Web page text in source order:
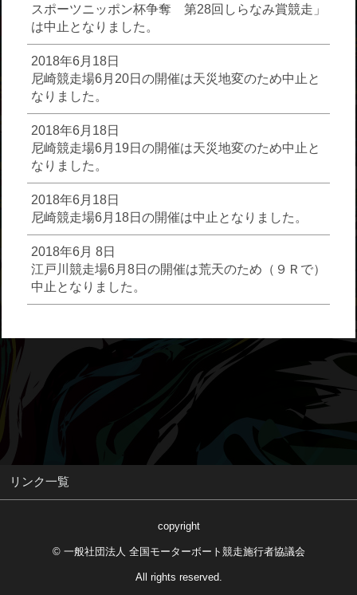
スポーツニッポン杯争奪 第28回しらなみ賞競走」
は中止となりました。
2018年6月18日
尼崎競走場6月20日の開催は天災地変のため中止と
なりました。
2018年6月18日
尼崎競走場6月19日の開催は天災地変のため中止と
なりました。
2018年6月18日
尼崎競走場6月18日の開催は中止となりました。
2018年6月 8日
江戸川競走場6月8日の開催は荒天のため（９Ｒで）
中止となりました。
リンク一覧
copyright
© 一般社団法人 全国モーターボート競走施行者協議会
All rights reserved.